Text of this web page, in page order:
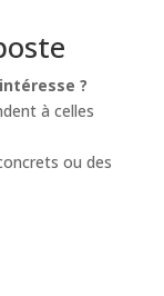
?
à celles
ou des